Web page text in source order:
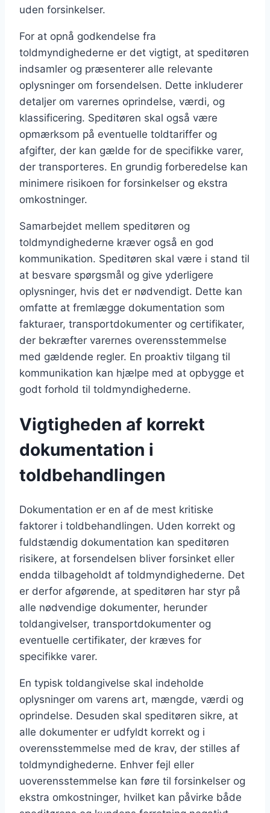
uden forsinkelser.
For at opnå godkendelse fra
toldmyndighederne er det vigtigt, at speditøren
indsamler og præsenterer alle relevante
oplysninger om forsendelsen. Dette inkluderer
detaljer om varernes oprindelse, værdi, og
klassificering. Speditøren skal også være
opmærksom på eventuelle toldtariffer og
afgifter, der kan gælde for de specifikke varer,
der transporteres. En grundig forberedelse kan
minimere risikoen for forsinkelser og ekstra
omkostninger.
Samarbejdet mellem speditøren og
toldmyndighederne kræver også en god
kommunikation. Speditøren skal være i stand til
at besvare spørgsmål og give yderligere
oplysninger, hvis det er nødvendigt. Dette kan
omfatte at fremlægge dokumentation som
fakturaer, transportdokumenter og certifikater,
der bekræfter varernes overensstemmelse
med gældende regler. En proaktiv tilgang til
kommunikation kan hjælpe med at opbygge et
godt forhold til toldmyndighederne.
Vigtigheden af korrekt
dokumentation i
toldbehandlingen
Dokumentation er en af de mest kritiske
faktorer i toldbehandlingen. Uden korrekt og
fuldstændig dokumentation kan speditøren
risikere, at forsendelsen bliver forsinket eller
endda tilbageholdt af toldmyndighederne. Det
er derfor afgørende, at speditøren har styr på
alle nødvendige dokumenter, herunder
toldangivelser, transportdokumenter og
eventuelle certifikater, der kræves for
specifikke varer.
En typisk toldangivelse skal indeholde
oplysninger om varens art, mængde, værdi og
oprindelse. Desuden skal speditøren sikre, at
alle dokumenter er udfyldt korrekt og i
overensstemmelse med de krav, der stilles af
toldmyndighederne. Enhver fejl eller
uoverensstemmelse kan føre til forsinkelser og
ekstra omkostninger, hvilket kan påvirke både